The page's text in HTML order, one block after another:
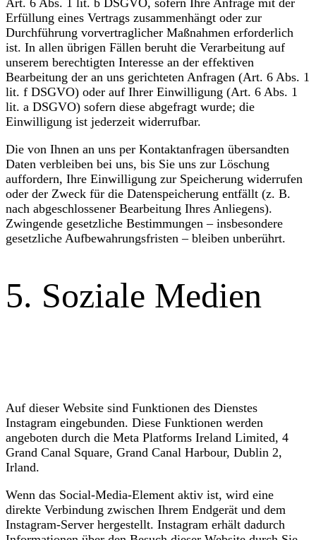
Erfüllung eines Vertrags zusammenhängt oder zur
Durchführung vorvertraglicher Maßnahmen erforderlich
ist. In allen übrigen Fällen beruht die Verarbeitung auf
unserem berechtigten Interesse an der effektiven
Bearbeitung der an uns gerichteten Anfragen (Art. 6 Abs. 1
lit. f DSGVO) oder auf Ihrer Einwilligung (Art. 6 Abs. 1
lit. a DSGVO) sofern diese abgefragt wurde; die
Einwilligung ist jederzeit widerrufbar.
Die von Ihnen an uns per Kontaktanfragen übersandten
Daten verbleiben bei uns, bis Sie uns zur Löschung
auffordern, Ihre Einwilligung zur Speicherung widerrufen
oder der Zweck für die Datenspeicherung entfällt (z. B.
nach abgeschlossener Bearbeitung Ihres Anliegens).
Zwingende gesetzliche Bestimmungen – insbesondere
gesetzliche Aufbewahrungsfristen – bleiben unberührt.
5. Soziale Medien
Auf dieser Website sind Funktionen des Dienstes
Instagram eingebunden. Diese Funktionen werden
angeboten durch die Meta Platforms Ireland Limited, 4
Grand Canal Square, Grand Canal Harbour, Dublin 2,
Irland.
Wenn das Social-Media-Element aktiv ist, wird eine
direkte Verbindung zwischen Ihrem Endgerät und dem
Instagram-Server hergestellt. Instagram erhält dadurch